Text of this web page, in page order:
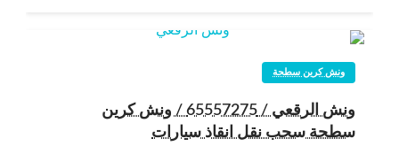
ونش كرين سطحة
ونش الرقعي / 65557275 / ونش كرين
سطحة سحب نقل انقاذ سيارات